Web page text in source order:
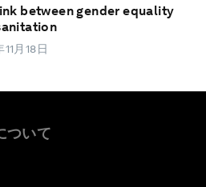
between gender equality
月18日
ついて